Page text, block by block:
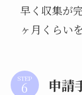
早く収集が
ヶ月くらい
STEP 申請